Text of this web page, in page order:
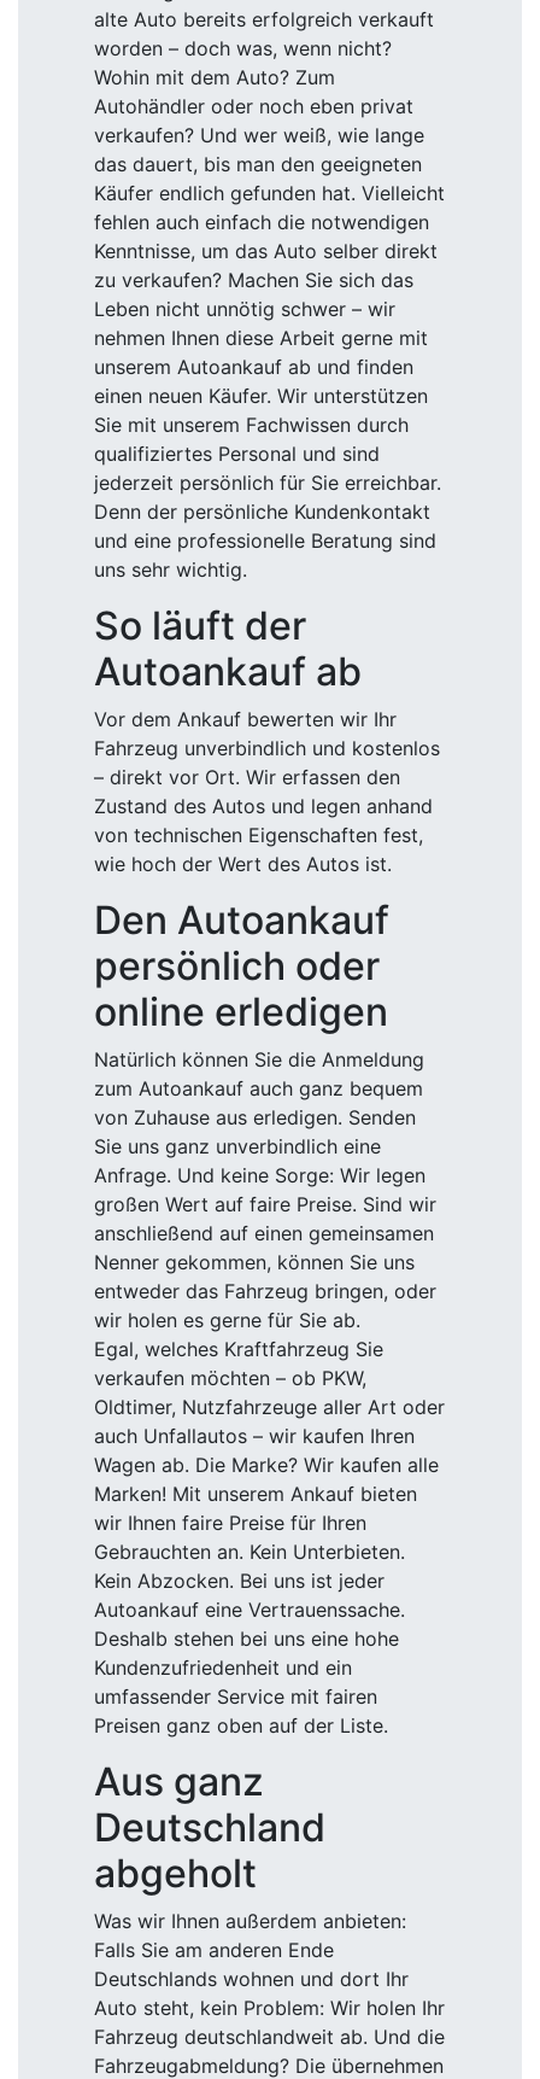
alte Auto bereits erfolgreich verkauft
worden – doch was, wenn nicht?
Wohin mit dem Auto? Zum
Autohändler oder noch eben privat
verkaufen? Und wer weiß, wie lange
das dauert, bis man den geeigneten
Käufer endlich gefunden hat. Vielleicht
fehlen auch einfach die notwendigen
Kenntnisse, um das Auto selber direkt
zu verkaufen? Machen Sie sich das
Leben nicht unnötig schwer – wir
nehmen Ihnen diese Arbeit gerne mit
unserem Autoankauf ab und finden
einen neuen Käufer. Wir unterstützen
Sie mit unserem Fachwissen durch
qualifiziertes Personal und sind
jederzeit persönlich für Sie erreichbar.
Denn der persönliche Kundenkontakt
und eine professionelle Beratung sind
uns sehr wichtig.
So läuft der
Autoankauf ab
Vor dem Ankauf bewerten wir Ihr
Fahrzeug unverbindlich und kostenlos
– direkt vor Ort. Wir erfassen den
Zustand des Autos und legen anhand
von technischen Eigenschaften fest,
wie hoch der Wert des Autos ist.
Den Autoankauf
persönlich oder
online erledigen
Natürlich können Sie die Anmeldung
zum Autoankauf auch ganz bequem
von Zuhause aus erledigen. Senden
Sie uns ganz unverbindlich eine
Anfrage. Und keine Sorge: Wir legen
großen Wert auf faire Preise. Sind wir
anschließend auf einen gemeinsamen
Nenner gekommen, können Sie uns
entweder das Fahrzeug bringen, oder
wir holen es gerne für Sie ab.
Egal, welches Kraftfahrzeug Sie
verkaufen möchten – ob PKW,
Oldtimer, Nutzfahrzeuge aller Art oder
auch Unfallautos – wir kaufen Ihren
Wagen ab. Die Marke? Wir kaufen alle
Marken! Mit unserem Ankauf bieten
wir Ihnen faire Preise für Ihren
Gebrauchten an. Kein Unterbieten.
Kein Abzocken. Bei uns ist jeder
Autoankauf eine Vertrauenssache.
Deshalb stehen bei uns eine hohe
Kundenzufriedenheit und ein
umfassender Service mit fairen
Preisen ganz oben auf der Liste.
Aus ganz
Deutschland
abgeholt
Was wir Ihnen außerdem anbieten:
Falls Sie am anderen Ende
Deutschlands wohnen und dort Ihr
Auto steht, kein Problem: Wir holen Ihr
Fahrzeug deutschlandweit ab. Und die
Fahrzeugabmeldung? Die übernehmen